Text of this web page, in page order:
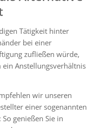
Tätigkeit hinter
bei einer
zufließen würde,
ein Anstellungsverhältnis
wir unseren
einer sogenannten
genießen Sie in